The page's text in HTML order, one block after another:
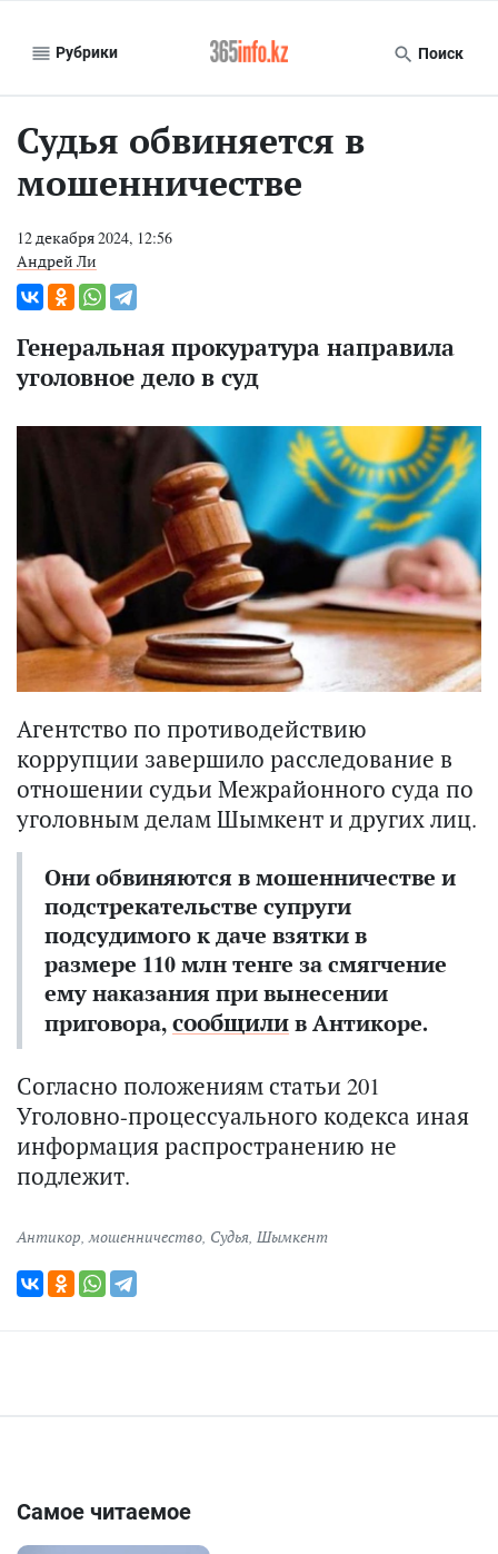
Рубрики Поиск
Судья обвиняется в
мошенничестве
12 декабря 2024, 12:56
Андрей Ли
Генеральная прокуратура направила
уголовное дело в суд
Агентство по противодействию
коррупции завершило расследование в
отношении судьи Межрайонного суда по
уголовным делам Шымкент и других лиц.
Они обвиняются в мошенничестве и
подстрекательстве супруги
подсудимого к даче взятки в
размере 110 млн тенге за смягчение
ему наказания при вынесении
приговора,сообщилив Антикоре.
Согласно положениям статьи 201
Уголовно-процессуального кодекса иная
информация распространению не
подлежит.
Антикор мошенничество Судья Шымкент
Самое читаемое